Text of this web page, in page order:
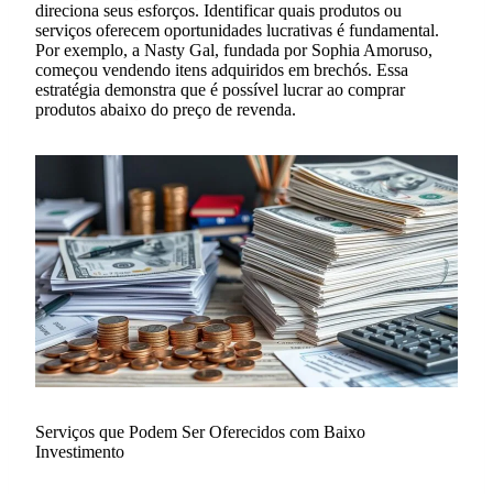
direciona seus esforços. Identificar quais produtos ou
serviços oferecem oportunidades lucrativas é fundamental.
Por exemplo, a Nasty Gal, fundada por Sophia Amoruso,
começou vendendo itens adquiridos em brechós. Essa
estratégia demonstra que é possível lucrar ao comprar
produtos abaixo do preço de revenda.
Serviços que Podem Ser Oferecidos com Baixo
Investimento